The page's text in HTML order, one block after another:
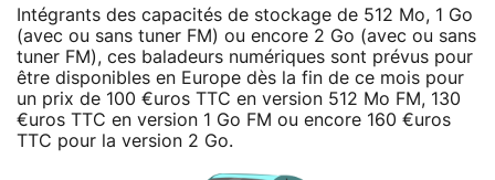
Intégrants des capacités de stockage de 512 Mo, 1 Go
(avec ou sans tuner FM) ou encore 2 Go (avec ou sans
tuner FM), ces baladeurs numériques sont prévus pour
être disponibles en Europe dès la fin de ce mois pour
un prix de 100 €uros TTC en version 512 Mo FM, 130
€uros TTC en version 1 Go FM ou encore 160 €uros
TTC pour la version 2 Go.